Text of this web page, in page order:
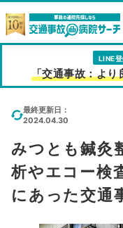
LINE登
「交通事故：より
最終更新日：
2024.04.30
みつとも鍼灸
析やエコー検
にあった交通